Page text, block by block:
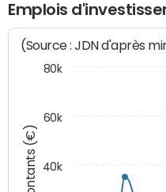
Emplois
Montants (€)
(Source : JDN d'après
40k
60k
80k